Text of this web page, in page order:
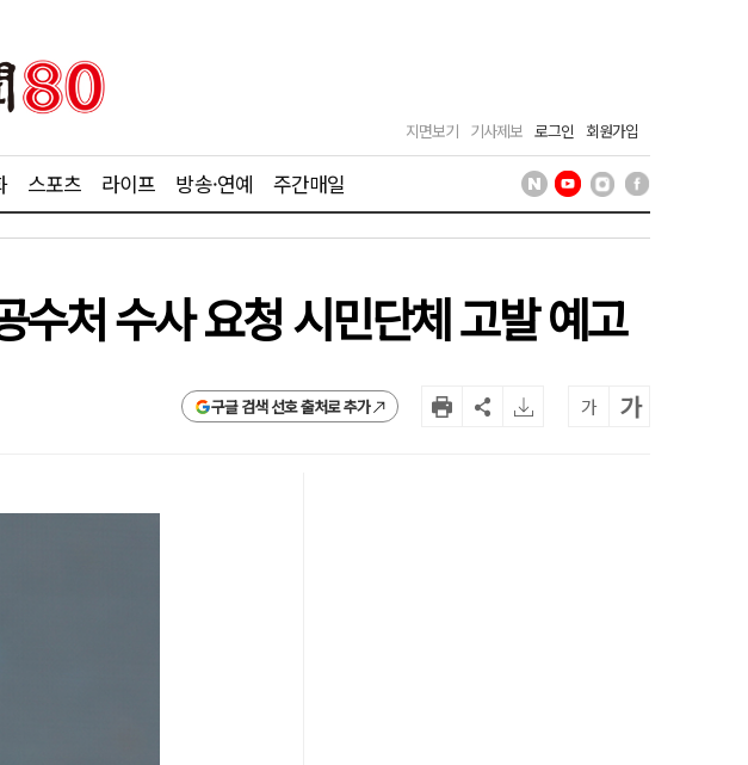
지면보기 기사제보 로그인 회원가입
스포츠 라이프 방송·연예 주간매일
처 수사 요청 시민단체 고발 예고
구글 검색 선호 출처로 추가 가 가